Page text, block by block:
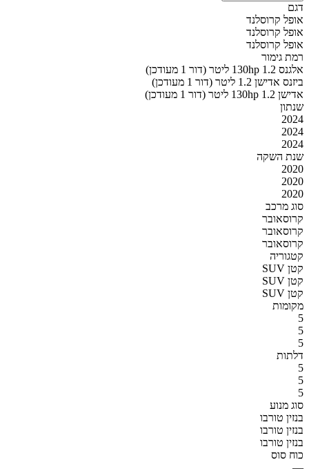
דגם
אופל קרוסלנד
אופל קרוסלנד
אופל קרוסלנד
רמת גימור
אלגנס 130hp 1.2 ליטר (דור 1 מעודכן)
ביזנס אדישן 1.2 ליטר (דור 1 מעודכן)
אדישן 130hp 1.2 ליטר (דור 1 מעודכן)
שנתון
2024
2024
2024
שנת השקה
2020
2020
2020
סוג מרכב
קרוסאובר
קרוסאובר
קרוסאובר
קטגוריה
SUV קטן
SUV קטן
SUV קטן
מקומות
5
5
5
דלתות
5
5
5
סוג מנוע
בנזין טורבו
בנזין טורבו
בנזין טורבו
כוח סוס